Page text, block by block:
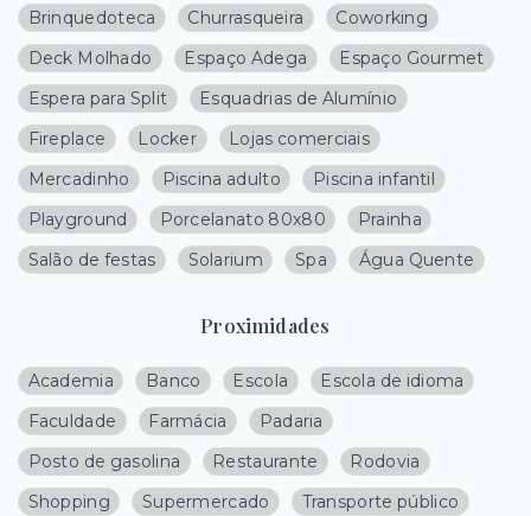
Brinquedoteca Churrasqueira
Coworking
Deck Molhado
Espaço Adega
Espaço Gourmet
Espera para Split
Esquadrias de Alumínio
Fireplace
Locker
Lojas comerciais
Mercadinho
Piscina adulto
Piscina infantil
Playground
Porcelanato 80x80
Prainha
Salão de festas
Solarium Spa Água Quente
Proximidades
Academia Banco Escola
Escola de idioma
Faculdade
Farmácia
Padaria
Posto de gasolina
Restaurante
Rodovia
Shopping
Supermercado Transporte público